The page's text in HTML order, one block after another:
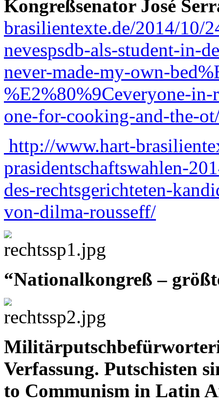
Kongreßsenator José
brasilientexte.de/2014/10/
nevespsdb-als-student-in-
never-made-my-own-
%E2%80%9Ceveryone-
one-for-cooking-and-the-
http://www.hart-
prasidentschaftswahlen-
des-rechtsgerichteten-
von-dilma-rousseff/
“Nationalkongreß –
Verfassung. Putschisten
to Communism in Latin